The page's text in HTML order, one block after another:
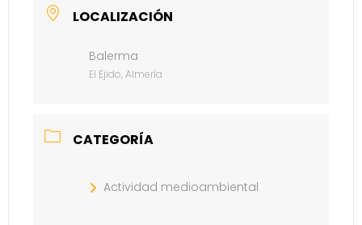
LOCALIZACIÓN
Balerma
El Ejido, Almería
CATEGORÍA
Actividad medioambiental